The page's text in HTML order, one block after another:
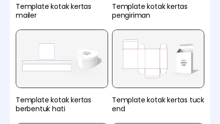
Template kotak kertas
mailer
Template kotak kertas
pengiriman
Template kotak kertas
berbentuk hati
Template kotak kertas tuck
end